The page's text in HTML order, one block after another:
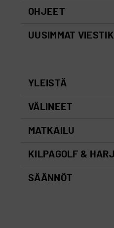
OHJEET
UUSIMMAT
YLEISTÄ
VÄLINEET
MATKAILU
KILPAGOLF &
SÄÄNNÖT